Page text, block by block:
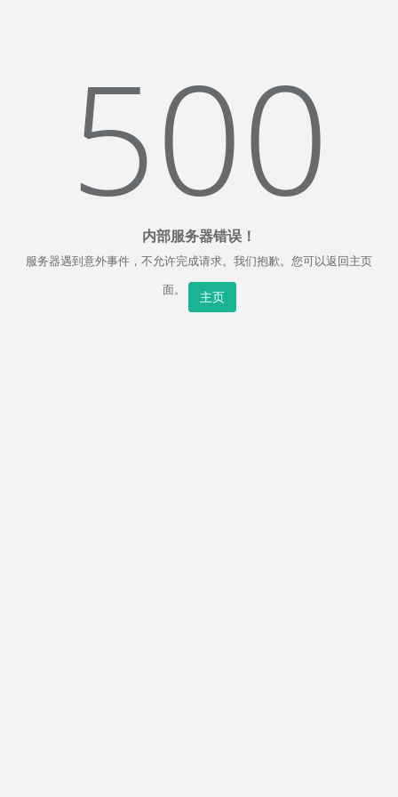
500
内部服务器错误！
服务器遇到意外事件，不允许完成请求。我们抱歉。您可以返回主页
面。
主页